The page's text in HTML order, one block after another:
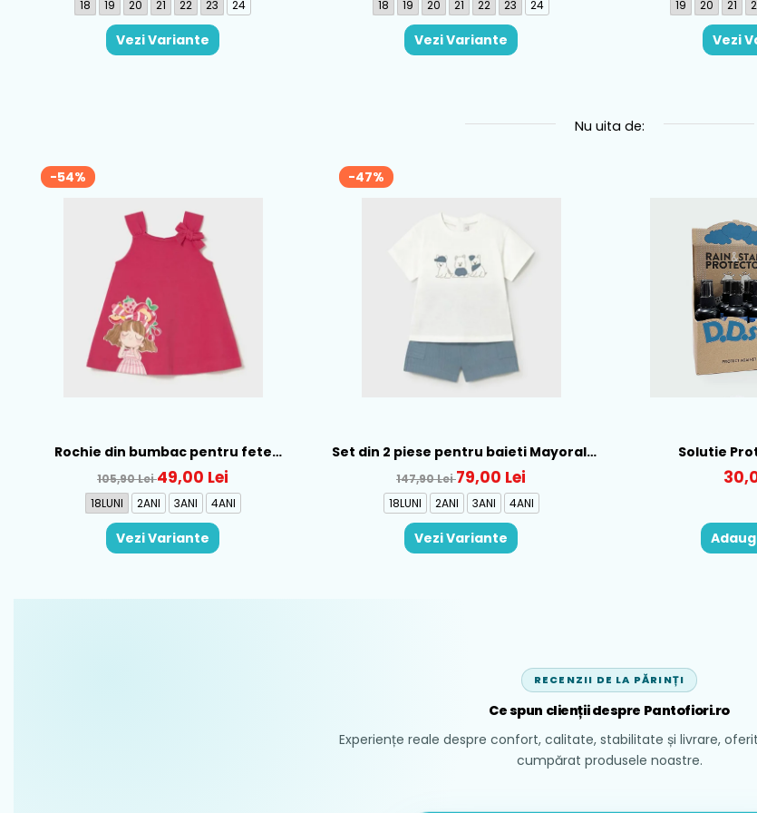
18 19 20 21 22 23 24
Vezi Variante
18 19 20 21 22 23 24
Vezi Variante
19 20 21
Vezi
Nu uita de:
-54%
Rochie din bumbac pentru fete
Mayoral, Rosu - 1930-069
105,90 Lei49,00 Lei
18LUNI 2ANI 3ANI 4ANI
Vezi Variante
-47%
Set din 2 piese pentru baieti Mayoral,
Alb-Albastru - 1665-31
147,90 Lei79,00 Lei
18LUNI 2ANI 3ANI 4ANI
Vezi Variante
Solutie
RECENZII DE LA PĂRINȚI
Ce spun clienții despre Pantofiori.ro
Experiențe reale despre confort, calitate, stabilitate și livrare,
cumpărat produsele noastre.